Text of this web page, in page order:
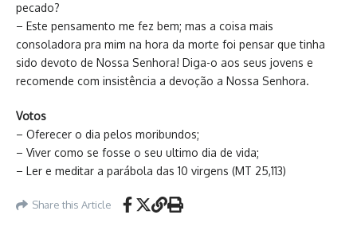
pecado?
– Este pensamento me fez bem; mas a coisa mais
consoladora pra mim na hora da morte foi pensar que tinha
sido devoto de Nossa Senhora! Diga-o aos seus jovens e
recomende com insistência a devoção a Nossa Senhora.
Votos
– Oferecer o dia pelos moribundos;
– Viver como se fosse o seu ultimo dia de vida;
– Ler e meditar a parábola das 10 virgens (MT 25,113)
Share this Article